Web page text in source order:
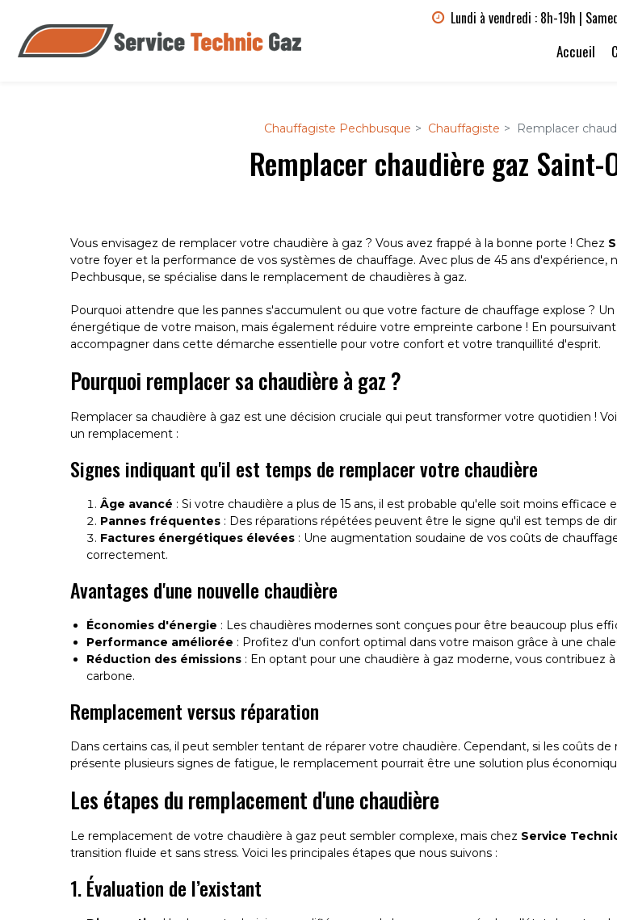
Lundi à vendredi : 8h-19h |
Accueil
Chauffagiste Pechbusque Chauffagiste Remplacer
Remplacer chaudière gaz Saint-
Vous envisagez de remplacer votre chaudière à gaz ? Vous avez frappé à la bonne porte ! Chez
votre foyer et la performance de vos systèmes de chauffage. Avec plus de 45 ans d'expérience,
Pechbusque, se spécialise dans le remplacement de chaudières à gaz.
Pourquoi attendre que les pannes s'accumulent ou que votre facture de chauffage explose ?
énergétique de votre maison, mais également réduire votre empreinte carbone ! En
accompagner dans cette démarche essentielle pour votre confort et votre tranquillité d'esprit.
Pourquoi remplacer sa chaudière à gaz ?
Remplacer sa chaudière à gaz est une décision cruciale qui peut transformer votre quotidien !
un remplacement :
Signes indiquant qu'il est temps de remplacer votre chaudière
Âge avancé : Si votre chaudière a plus de 15 ans, il est probable qu'elle soit moins efficace
Pannes fréquentes : Des réparations répétées peuvent être le signe qu'il est temps de
Factures énergétiques élevées : Une augmentation soudaine de vos coûts de
correctement.
Avantages d'une nouvelle chaudière
Économies d'énergie : Les chaudières modernes sont conçues pour être beaucoup plus
Performance améliorée : Profitez d'un confort optimal dans votre maison grâce à une
Réduction des émissions : En optant pour une chaudière à gaz moderne, vous
carbone.
Remplacement versus réparation
Dans certains cas, il peut sembler tentant de réparer votre chaudière. Cependant, si les coûts
présente plusieurs signes de fatigue, le remplacement pourrait être une solution plus
Les étapes du remplacement d'une chaudière
Le remplacement de votre chaudière à gaz peut sembler complexe, mais chez Service
transition fluide et sans stress. Voici les principales étapes que nous suivons :
1. Évaluation de l’existant